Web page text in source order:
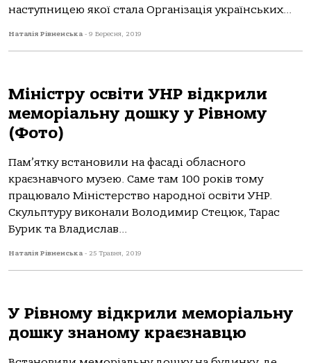
наступницею якої стала Організація українських...
Наталія Рівненська - 9 Вересня, 2019
Міністру освіти УНР відкрили
меморіальну дошку у Рівному
(Фото)
Пам’ятку встановили на фасаді обласного
краєзнавчого музею. Саме там 100 років тому
працювало Міністерство народної освіти УНР.
Скульптуру виконали Володимир Стецюк, Тарас
Бурик та Владислав...
Наталія Рівненська - 25 Травня, 2019
У Рівному відкрили меморіальну
дошку знаному краєзнавцю